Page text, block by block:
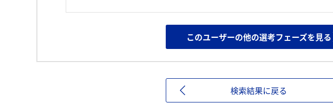
このユーザーの他の選考フェーズを見る
検索結果に戻る